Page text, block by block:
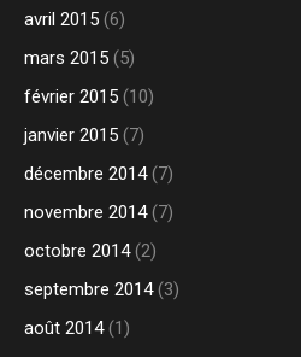
avril 2015 (6)
mars 2015 (5)
février 2015 (10)
janvier 2015 (7)
décembre 2014(7)
novembre 2014(7)
octobre 2014(2)
septembre 2014(3)
août 2014(1)